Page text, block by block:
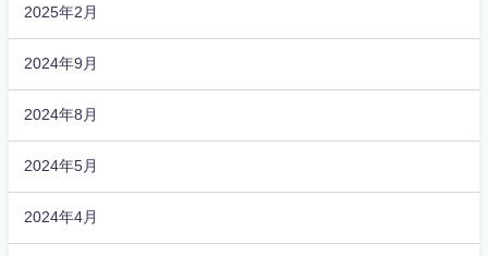
2025年2月
2024年9月
2024年8月
2024年5月
2024年4月